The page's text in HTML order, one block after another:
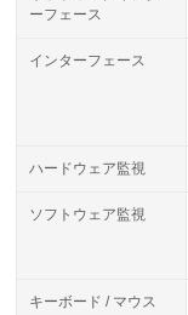
ーフェース
インターフェース
ハードウェア監視
ソフトウェア監視
キーボード / マウス